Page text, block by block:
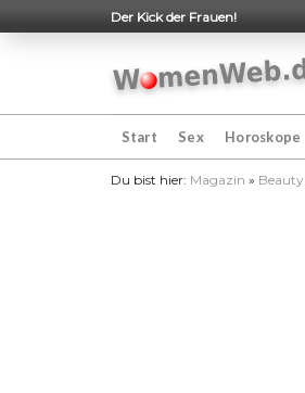
to
Der Kick der Frauen!
Start Sex Horoskope
Du bist hier: Magazin » Beauty